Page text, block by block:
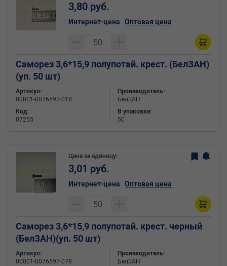
Саморез 3,6*15,9 полупотай. крест. (БелЗАН)
(уп. 50 шт)
Артикул:
00001-0076597-018
Код:
07255
Производитель:
БелЗАН
В упаковке:
50
3,80 руб.
Интернет-цена Оптовая цена
Саморез 3,6*15,9 полупотай. крест. черный
(БелЗАН)(уп. 50 шт)
Артикул:
00001-0076597-078
Производитель:
БелЗАН
Цена за единицу:
3,01 руб.
Интернет-цена Оптовая цена